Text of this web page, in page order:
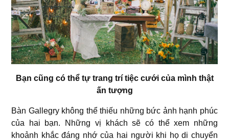
Bạn cũng có thể tự trang trí tiệc cưới của mình thật
ấn tượng
Bàn Gallegry không thể thiếu những bức ảnh hạnh phúc
của hai bạn. Những vị khách sẽ có thể xem những
khoảnh khắc đáng nhớ của hai người khi họ di chuyển